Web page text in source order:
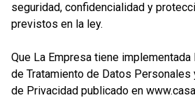
seguridad, confidencialidad y
previstos en la ley.
Que La Empresa tiene
de Tratamiento de Datos
de Privacidad publicado en